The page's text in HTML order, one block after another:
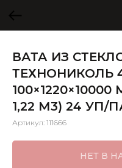
ВАТА ИЗ
ТЕХНОНИКОЛЬ
1,22 М3) 24 УП/
Артикул: 111666
НЕТ В